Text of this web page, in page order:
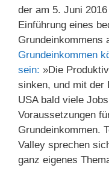
der am 5. Juni
Einführung eines
Grundeinkommens
Grundeinkommen
sein: »Die
sinken, und mit der
USA bald viele
Voraussetzungen
Grundeinkommen.
Valley sprechen
ganz eigenes